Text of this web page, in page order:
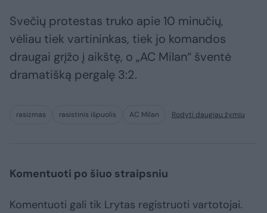
Svečių protestas truko apie 10 minučių,
vėliau tiek vartininkas, tiek jo komandos
draugai grįžo į aikštę, o „AC Milan“ šventė
dramatišką pergalę 3:2.
rasizmas rasistinis išpuolis AC Milan Rodyti daugiau žymių
Komentuoti po šiuo straipsniu
Komentuoti gali tik Lrytas registruoti vartotojai.